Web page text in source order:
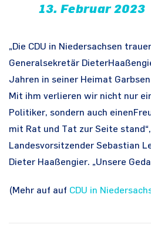
13. Februar 2023
„Die CDU in Niedersachsen
Generalsekretär
Jahren in seiner Heimat
Mit ihm verlieren wir nicht nur
Politiker, sondern auch
mit Rat und Tat zur Seite
Landesvorsitzender Sebastian
Dieter Haaßengier. „Unsere
(Mehr auf auf CDU in